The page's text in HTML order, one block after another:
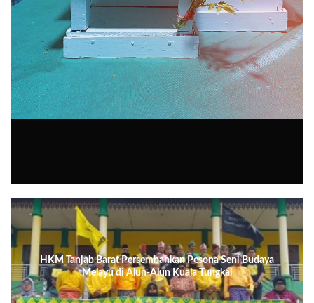
HKM Tanjab Barat Persembahkan Pesona Seni Budaya
Melayu di Alun-Alun Kuala Tungkal